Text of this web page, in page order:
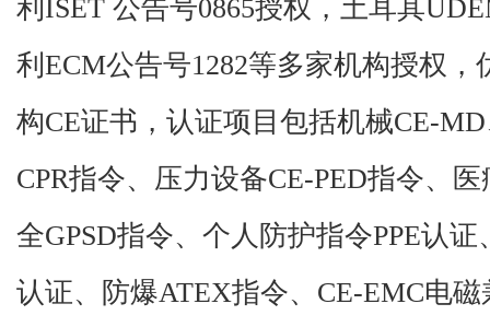
利ISET 公告号0865授权，土耳其
利ECM公告号1282等多家机构授权
构CE证书，认证项目包括机械CE-
CPR指令、压力设备CE-PED指令、
全GPSD指令、个人防护指令PPE认
认证、防爆ATEX指令、CE-EMC电